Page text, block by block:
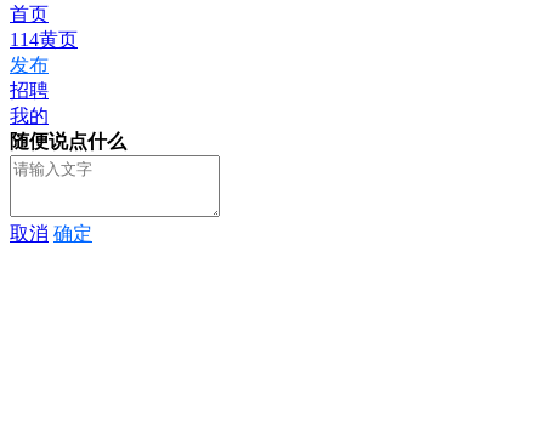
首页
114黄页
发布
招聘
我的
随便说点什么
取消 确定